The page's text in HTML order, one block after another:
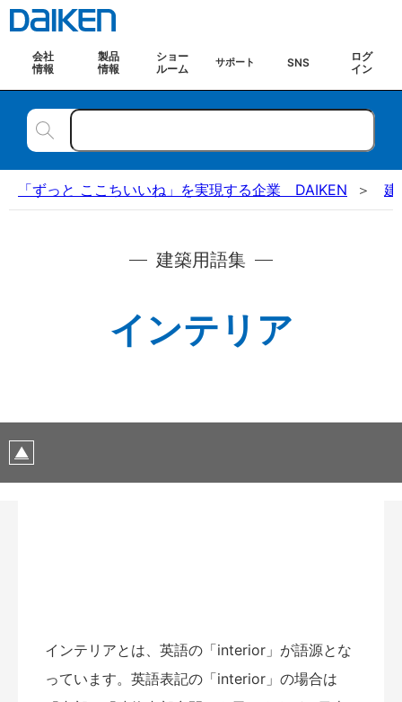
会社
情報
製品
情報
ショー
ルーム
サポート SNS
ログ
イン
「ずっと ここちいいね」を実現する企業 DAIKEN 建
建築用語集
インテリア
インテリアとは、英語の「interior」が語源とな
っています。英語表記の「interior」の場合は